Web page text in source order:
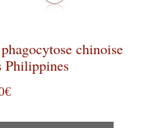
chinoise
Philippines
€